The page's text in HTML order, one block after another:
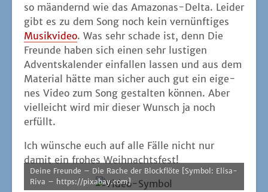
so mäan­dernd wie das Ama­zo­nas-Del­ta. Lei­der
gibt es zu dem Song noch kein ver­nünf­ti­ges
Musik­vi­deo. Was sehr scha­de ist, denn Die
Freun­de haben sich einen sehr lus­ti­gen
Advents­ka­len­der ein­fal­len las­sen und aus dem
Mate­ri­al hät­te man sicher auch gut ein eige­
nes Video zum Song gestal­ten kön­nen. Aber
viel­leicht wird mir die­ser Wunsch ja noch
erfüllt.
Ich wün­sche euch auf alle Fäl­le nicht nur
damit ein fro­hes Weihnachtsfest!
Dei­ne Freun­de – Die Rache der Block­flö­te [Sym­bol: Eli­sa­
Ri­va – https://pixabay.com]